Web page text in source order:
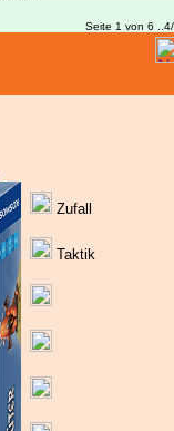
Seite 1 von 6
Zufall
Taktik